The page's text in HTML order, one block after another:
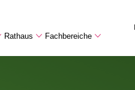
Rathaus Fachbereiche